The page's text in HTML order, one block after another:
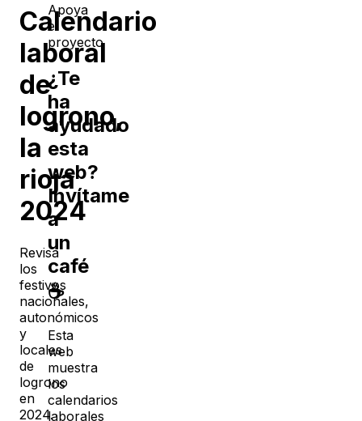
Calendario
laboral
de
logrono,
la
rioja
2024
Revisa
los
festivos
nacionales,
autonómicos
y
locales
de
logrono
en
2024.
Apoya
el
proyecto
¿Te
ha
ayudado
esta
web?
Invítame
a
un
café
☕
Esta
web
muestra
los
calendarios
laborales